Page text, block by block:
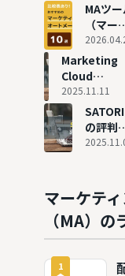
MAツ
（マー
ティン
オートメ
ーショ
ン）おす
を徹底比
較
Marketing
Cloud
Account
Engagement
の評判と実
2025.11.11
SATORI
の評判
実態
マーケテ
（MA）
1